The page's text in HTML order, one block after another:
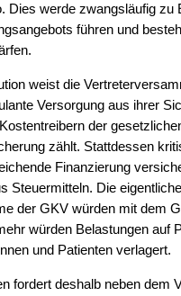
Dies werde zwangsläufig zu
führen und
weist die
Versorgung aus ihrer
der
zählt. Stattdessen
Finanzierung
Steuermitteln. Die
der GKV würden mit dem
würden Belastungen auf
und Patienten verlagert.
fordert deshalb neben dem